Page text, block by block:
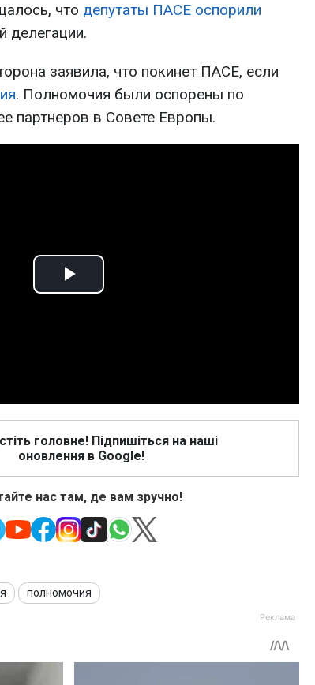
что депутаты ПАСЕ оспорили
делегации.
заявила, что покинет ПАСЕ, если
. Полномочия были оспорены по
партнеров в Совете Европы.
Play
головне! Підпишіться на наші
оновлення в Google!
нас там, де вам зручно!
полномочия